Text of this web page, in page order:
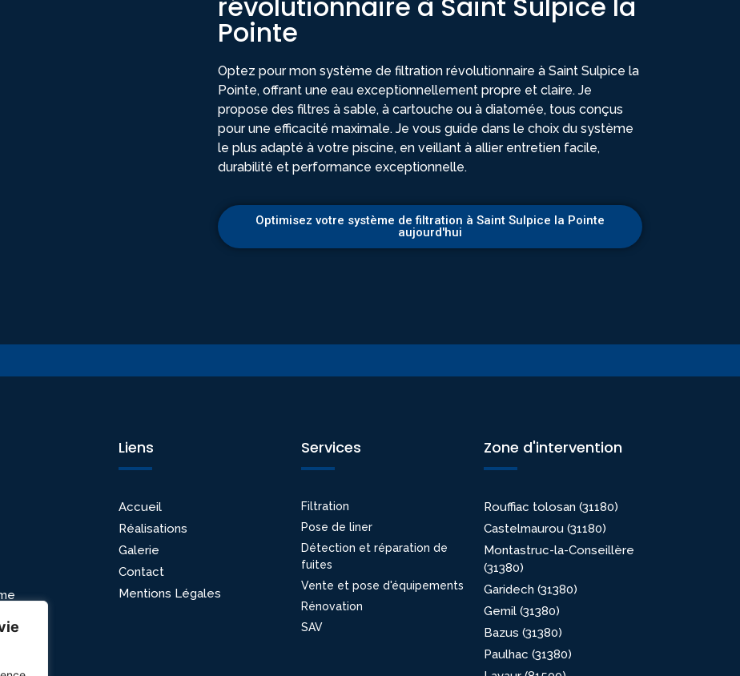
Pointe
Optez pour mon système de filtration révolutionnaire à Saint Sulpice la
Pointe, offrant une eau exceptionnellement propre et claire. Je
propose des filtres à sable, à cartouche ou à diatomée, tous conçus
pour une efficacité maximale. Je vous guide dans le choix du système
le plus adapté à votre piscine, en veillant à allier entretien facile,
durabilité et performance exceptionnelle.
Optimisez votre système de filtration à Saint Sulpice la Pointe
aujourd'hui
et
Liens
Accueil
Réalisations
Galerie
Contact
Mentions Légales
Services
Filtration
Pose de liner
Détection et réparation de
fuites
Vente et pose d'équipements
Rénovation
SAV
Zone d'intervention
Rouffiac tolosan (31180)
Castelmaurou (31180)
Montastruc-la-Conseillère
(31380)
Garidech (31380)
Gemil (31380)
Bazus (31380)
Paulhac (31380)